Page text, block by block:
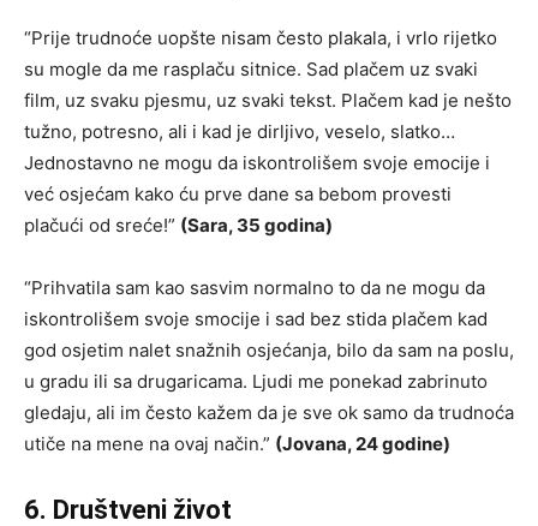
“Prije trudnoće uopšte nisam često plakala, i vrlo rijetko
su mogle da me rasplaču sitnice. Sad plačem uz svaki
film, uz svaku pjesmu, uz svaki tekst. Plačem kad je nešto
tužno, potresno, ali i kad je dirljivo, veselo, slatko…
Jednostavno ne mogu da iskontrolišem svoje emocije i
već osjećam kako ću prve dane sa bebom provesti
plačući od sreće!” (Sara, 35 godina)
“Prihvatila sam kao sasvim normalno to da ne mogu da
iskontrolišem svoje smocije i sad bez stida plačem kad
god osjetim nalet snažnih osjećanja, bilo da sam na poslu,
u gradu ili sa drugaricama. Ljudi me ponekad zabrinuto
gledaju, ali im često kažem da je sve ok samo da trudnoća
utiče na mene na ovaj način.” (Jovana, 24 godine)
6. Društveni život